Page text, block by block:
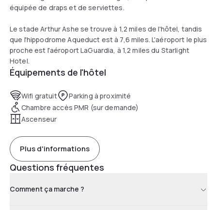
équipée de draps et de serviettes.
Le stade Arthur Ashe se trouve à 1,2 miles de l'hôtel, tandis
que l'hippodrome Aqueduct est à 7,6 miles. L'aéroport le plus
proche est l'aéroport LaGuardia, à 1,2 miles du Starlight
Hotel.
Équipements de l'hôtel
Wifi gratuit
Parking à proximité
Chambre accès PMR (sur demande)
Ascenseur
Plus d'informations
Questions fréquentes
Comment ça marche ?